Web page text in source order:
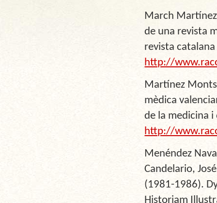
March
de una revista
revista
http://
Martínez
mèdica
de la medicina
http://
Menéndez
Candelario,
(1981-1986).
Historiam